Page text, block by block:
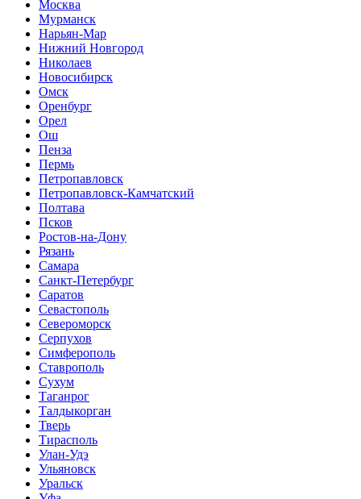
Москва
Мурманск
Нарьян-Мар
Нижний Новгород
Николаев
Новосибирск
Омск
Оренбург
Орел
Ош
Пенза
Пермь
Петропавловск
Петропавловск-Камчатский
Полтава
Псков
Ростов-на-Дону
Рязань
Самара
Санкт-Петербург
Саратов
Севастополь
Североморск
Серпухов
Симферополь
Ставрополь
Сухум
Таганрог
Tалдыкорган
Тверь
Тирасполь
Улан-Удэ
Ульяновск
Уральск